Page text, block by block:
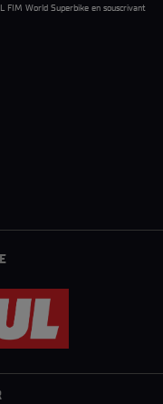
FIM World Superbike en souscrivant